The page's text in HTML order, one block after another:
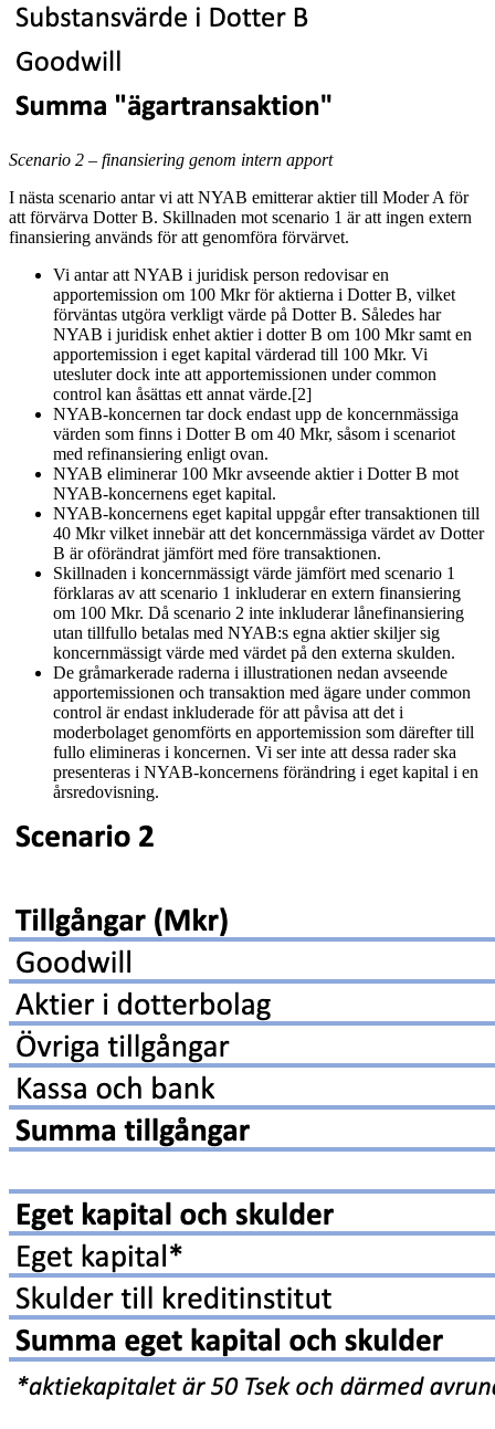
Scenario 2 – finansiering genom intern apport
I nästa scenario antar vi att NYAB emitterar aktier till Moder A för
att förvärva Dotter B. Skillnaden mot scenario 1 är att ingen extern
finansiering används för att genomföra förvärvet.
Vi antar att NYAB i juridisk person redovisar en
apportemission om 100 Mkr för aktierna i Dotter B, vilket
förväntas utgöra verkligt värde på Dotter B. Således har
NYAB i juridisk enhet aktier i dotter B om 100 Mkr samt en
apportemission i eget kapital värderad till 100 Mkr. Vi
utesluter dock inte att apportemissionen under common
control kan åsättas ett annat värde.[2]
NYAB-koncernen tar dock endast upp de koncernmässiga
värden som finns i Dotter B om 40 Mkr, såsom i scenariot
med refinansiering enligt ovan.
NYAB eliminerar 100 Mkr avseende aktier i Dotter B mot
NYAB-koncernens eget kapital.
NYAB-koncernens eget kapital uppgår efter transaktionen till
40 Mkr vilket innebär att det koncernmässiga värdet av Dotter
B är oförändrat jämfört med före transaktionen.
Skillnaden i koncernmässigt värde jämfört med scenario 1
förklaras av att scenario 1 inkluderar en extern finansiering
om 100 Mkr. Då scenario 2 inte inkluderar lånefinansiering
utan tillfullo betalas med NYAB:s egna aktier skiljer sig
koncernmässigt värde med värdet på den externa skulden.
De gråmarkerade raderna i illustrationen nedan avseende
apportemissionen och transaktion med ägare under common
control är endast inkluderade för att påvisa att det i
moderbolaget genomförts en apportemission som därefter till
fullo elimineras i koncernen. Vi ser inte att dessa rader ska
presenteras i NYAB-koncernens förändring i eget kapital i en
årsredovisning.